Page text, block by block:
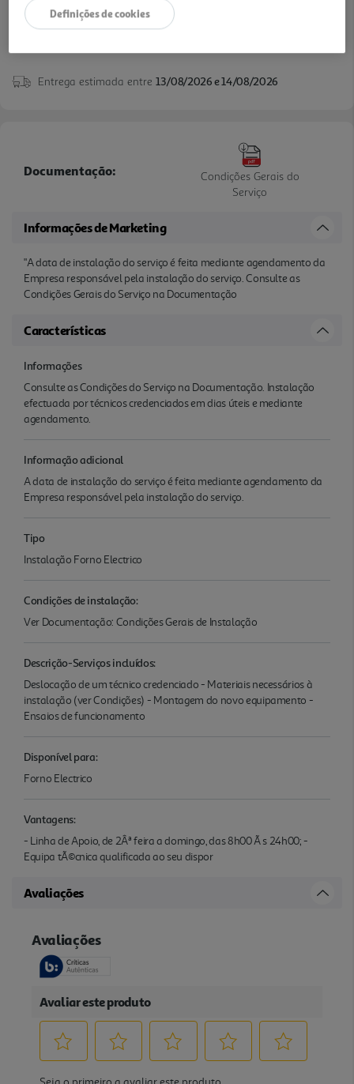
Entrega estimada entre 13/08/2026 e 14/08/2026
Documentação:
Condições Gerais do
Serviço
Informações de Marketing
"A data de instalação do serviço é feita mediante agendamento da
Empresa responsável pela instalação do serviço. Consulte as
Condições Gerais do Serviço na Documentação
Características
Informações
Consulte as Condições do Serviço na Documentação. Instalação
efectuada por técnicos credenciados em dias úteis e mediante
agendamento.
Informação adicional
A data de instalação do serviço é feita mediante agendamento da
Empresa responsável pela instalação do serviço.
Tipo
Instalação Forno Electrico
Condições de instalação:
Ver Documentação: Condições Gerais de Instalação
Descrição-Serviços incluídos:
Deslocação de um técnico credenciado - Materiais necessários à
instalação (ver Condições) - Montagem do novo equipamento -
Ensaios de funcionamento
Disponível para:
Forno Electrico
Vantagens:
- Linha de Apoio, de 2Âª feira a domingo, das 8h00 Ã s 24h00; -
Equipa tÃ©cnica qualificada ao seu dispor
Avaliações
Definições de cookies